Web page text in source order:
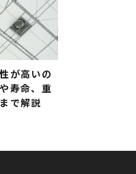
が高いの
寿命、重
で解説